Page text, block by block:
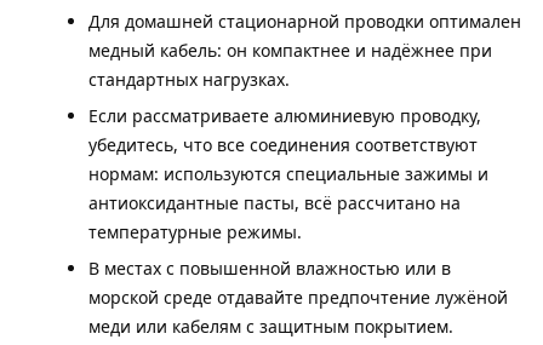
Для домашней стационарной проводки оптимален
медный кабель: он компактнее и надёжнее при
стандартных нагрузках.
Если рассматриваете алюминиевую проводку,
убедитесь, что все соединения соответствуют
нормам: используются специальные зажимы и
антиоксидантные пасты, всё рассчитано на
температурные режимы.
В местах с повышенной влажностью или в
морской среде отдавайте предпочтение лужёной
меди или кабелям с защитным покрытием.